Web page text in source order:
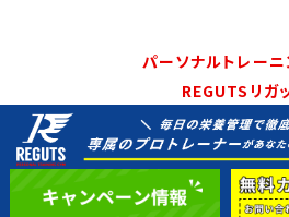
パーソナルトレーニ
REGUTSリガ
©2020-2021 REGUTS